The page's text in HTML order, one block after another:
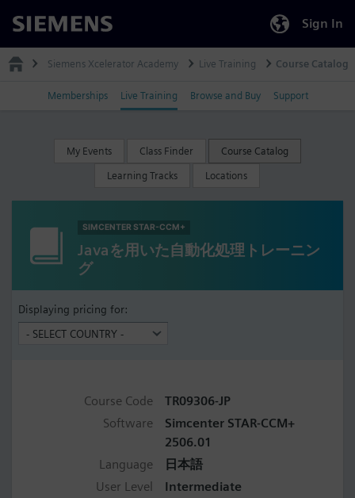
Siemens Sign In
Siemens Xcelerator Academy Live Training Course Catalog
Memberships Live Training Browse and Buy Support
My Events Class Finder Course Catalog
Learning Tracks Locations
SIMCENTER STAR-CCM+
Javaを用いた自動化処理トレーニン
グ
Displaying pricing for:
Course Code
TR09306-JP
Software
Simcenter STAR-CCM+
2506.01
Language
日本語
User Level
Intermediate